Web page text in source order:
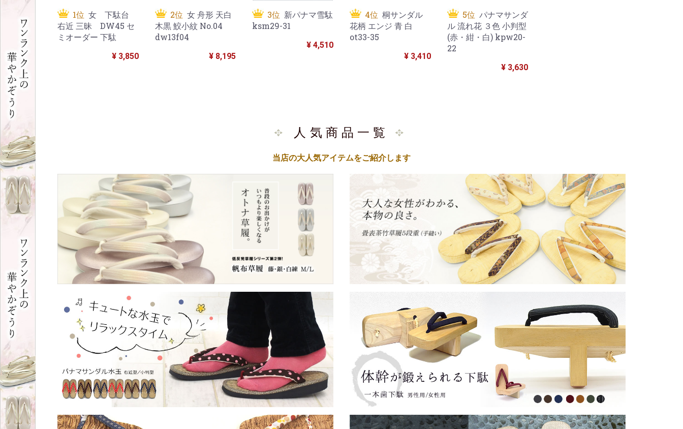
1位 女 下駄台
右近 三昧 DW45 セ
ミオーダー 下駄
¥ 3,850
2位 女 舟形 天白
木黒 鮫小紋 No.04
dw13f04
¥ 8,195
3位 新パナマ雪駄
ksm29-31
¥ 4,510
4位 桐サンダル
花柄 エンジ 青 白
ot33-35
¥ 3,410
5位 パナマサンダ
ル 流れ花 ３色 小判型
(赤・紺・白) kpw20-
22
¥ 3,630
人気商品一覧
当店の大人気アイテムをご紹介します